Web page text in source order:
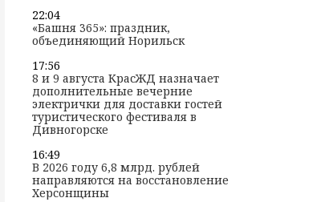
22:04
«Башня 365»: праздник,
объединяющий Норильск
17:56
8 и 9 августа КрасЖД назначает
дополнительные вечерние
электрички для доставки гостей
туристического фестиваля в
Дивногорске
16:49
В 2026 году 6,8 млрд. рублей
направляются на восстановление
Херсонщины